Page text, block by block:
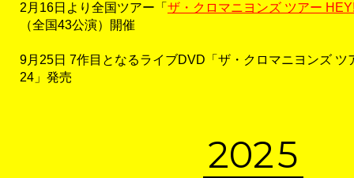
2月16日より全国ツアー「 ザ・クロマニヨンズ ツアー
（全国43公演）開催
9月25日 7作目となるライブDVD「ザ・クロマニヨンズ ツ
24」発売
2025